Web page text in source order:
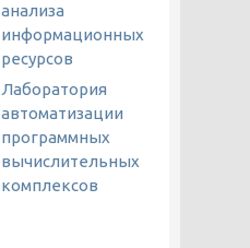
анализа
информационных
ресурсов
Лаборатория
автоматизации
программных
вычислительных
комплексов